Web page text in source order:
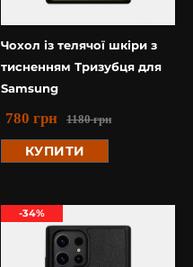
Чохол із телячої шкіри з
тисненням Тризубця для
Samsung
1180грн
780 грн
КУПИТИ
-34%